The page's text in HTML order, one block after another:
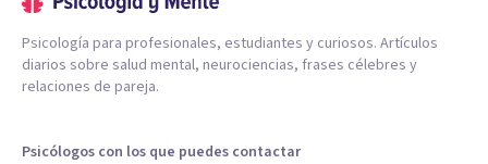
Psicología para profesionales, estudiantes y curiosos. Artículos
diarios sobre salud mental, neurociencias, frases célebres y
relaciones de pareja.
Psicólogos con los que puedes contactar